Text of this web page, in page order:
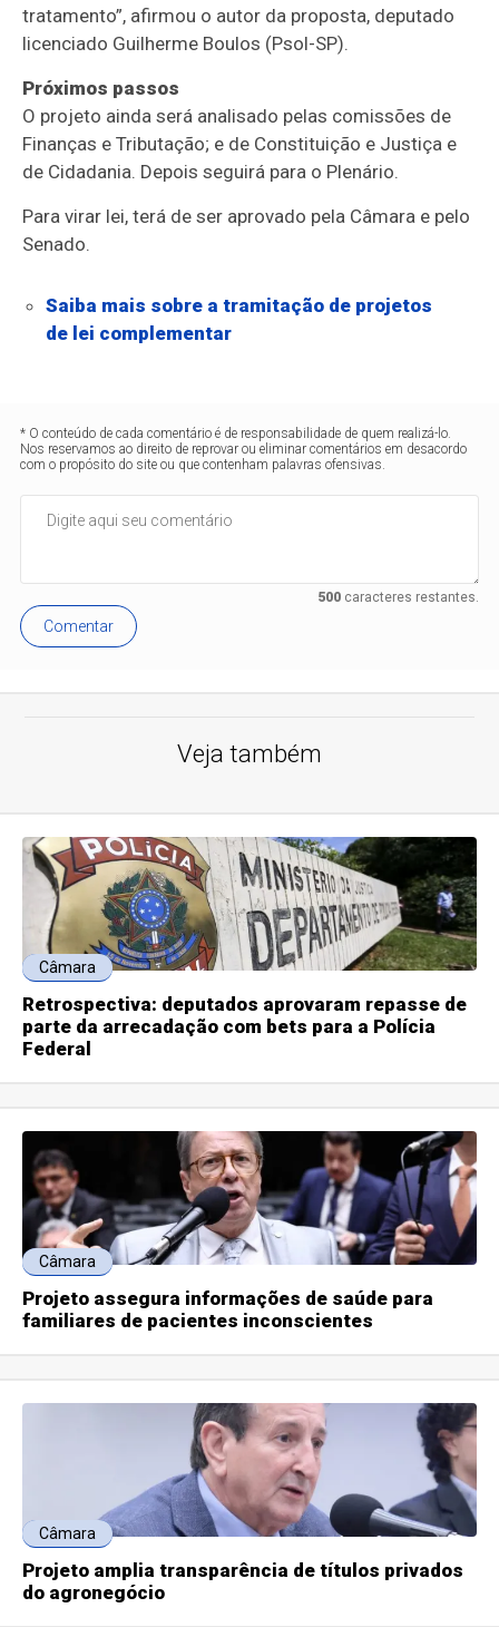
tratamento”, afirmou o autor da proposta, deputado
licenciado Guilherme Boulos (Psol-SP).
Próximos passos
O projeto ainda será analisado pelas comissões de
Finanças e Tributação; e de Constituição e Justiça e
de Cidadania. Depois seguirá para o Plenário.
Para virar lei, terá de ser aprovado pela Câmara e pelo
Senado.
Saiba mais sobre a tramitação de projetos
de lei complementar
* O conteúdo de cada comentário é de responsabilidade de quem realizá-lo.
Nos reservamos ao direito de reprovar ou eliminar comentários em desacordo
com o propósito do site ou que contenham palavras ofensivas.
500caracteres restantes.
Comentar
Veja também
Câmara
Retrospectiva: deputados aprovaram repasse de
parte da arrecadação com bets para a Polícia
Federal
Câmara
Projeto assegura informações de saúde para
familiares de pacientes inconscientes
Câmara
Projeto amplia transparência de títulos privados
do agronegócio